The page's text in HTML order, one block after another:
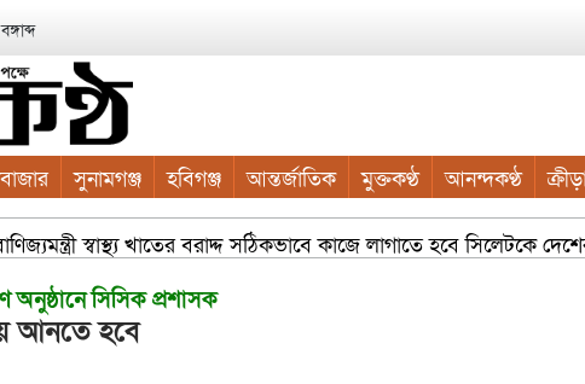
সুনামগঞ্জ হবিগঞ্জ আন্তর্জাতিক মুক্তকণ্ঠ আনন্দকণ্ঠ
স্বাস্থ্য খাতের বরাদ্দ সঠিকভাবে কাজে লাগাতে হবে সিলেটকে
অনুষ্ঠানে সিসিক প্রশাসক
আনতে হবে